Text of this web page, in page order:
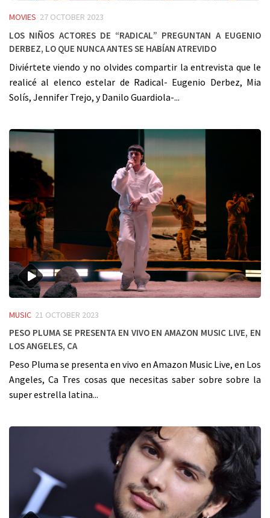
MOVIES 27 OCTOBER 2023
Los niños actores de “Radical” preguntan a Eugenio
Derbez, lo que nunca antes se habían atrevido
Diviértete viendo y no olvides compartir la entrevista que le
realicé al elenco estelar de Radical- Eugenio Derbez, Mia
Solís, Jennifer Trejo, y Danilo Guardiola-...
MUSIC 21 OCTOBER 2023
Peso Pluma se presenta en vivo en Amazon Music Live, en
Los Angeles, Ca
Peso Pluma se presenta en vivo en Amazon Music Live, en Los
Angeles, Ca Tres cosas que necesitas saber sobre sobre la
super estrella latina...